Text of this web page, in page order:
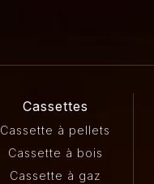
Cassettes
Cassette à pellets
Cassette à bois
Cassette à gaz